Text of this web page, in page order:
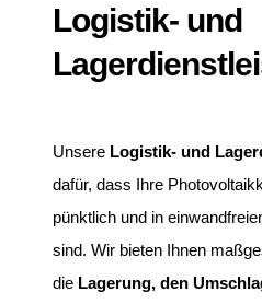
Logistik- und
Unsere Logistik- und
dafür, dass Ihre
pünktlich und in
sind. Wir bieten Ihnen
die Lagerung, den